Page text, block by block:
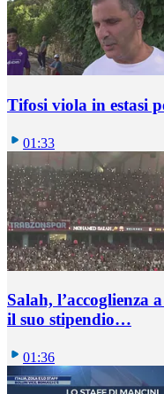
Tifosi viola in estasi
01:33
Salah, l’accoglienza
il suo stipendio…
01:36